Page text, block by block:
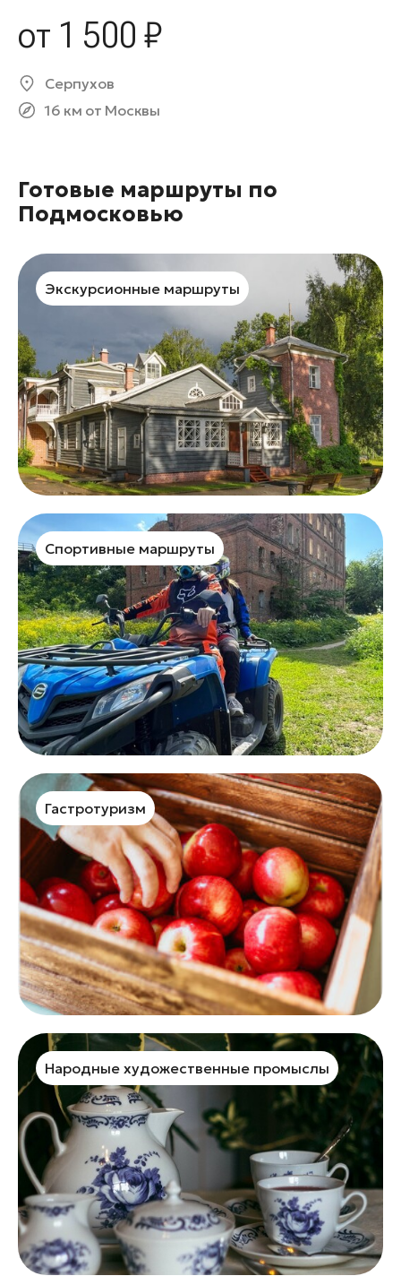
от 1 500 ₽
Серпухов
16 км от Москвы
Готовые маршруты по
Подмосковью
Экскурсионные маршруты
Спортивные маршруты
Гастротуризм
Народные художественные промыслы